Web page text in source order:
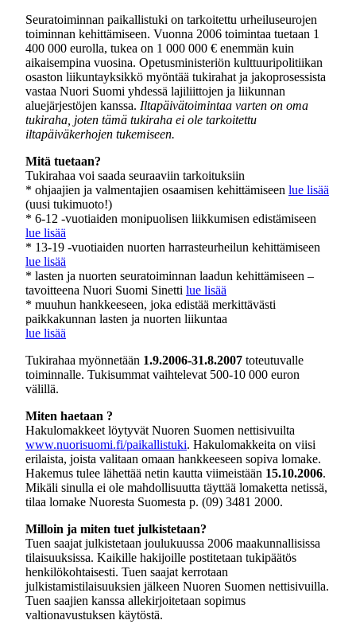
Seuratoiminnan paikallistuki on tarkoitettu urheiluseurojen
toiminnan kehittämiseen. Vuonna 2006 toimintaa tuetaan 1
400 000 eurolla, tukea on 1 000 000 € enemmän kuin
aikaisempina vuosina. Opetusministeriön kulttuuripolitiikan
osaston liikuntayksikkö myöntää tukirahat ja jakoprosessista
vastaa Nuori Suomi yhdessä lajiliittojen ja liikunnan
aluejärjestöjen kanssa. Iltapäivätoimintaa varten on oma
tukiraha, joten tämä tukiraha ei ole tarkoitettu
iltapäiväkerhojen tukemiseen.
Mitä tuetaan?
Tukirahaa voi saada seuraaviin tarkoituksiin
* ohjaajien ja valmentajien osaamisen kehittämiseen lue lisää
(uusi tukimuoto!)
* 6-12 -vuotiaiden monipuolisen liikkumisen edistämiseen
lue lisää
* 13-19 -vuotiaiden nuorten harrasteurheilun kehittämiseen
lue lisää
* lasten ja nuorten seuratoiminnan laadun kehittämiseen –
tavoitteena Nuori Suomi Sinetti lue lisää
* muuhun hankkeeseen, joka edistää merkittävästi
paikkakunnan lasten ja nuorten liikuntaa
lue lisää
Tukirahaa myönnetään 1.9.2006-31.8.2007 toteutuvalle
toiminnalle. Tukisummat vaihtelevat 500-10 000 euron
välillä.
Miten haetaan ?
Hakulomakkeet löytyvät Nuoren Suomen nettisivuilta
www.nuorisuomi.fi/paikallistuki. Hakulomakkeita on viisi
erilaista, joista valitaan omaan hankkeeseen sopiva lomake.
Hakemus tulee lähettää netin kautta viimeistään 15.10.2006.
Mikäli sinulla ei ole mahdollisuutta täyttää lomaketta netissä,
tilaa lomake Nuoresta Suomesta p. (09) 3481 2000.
Milloin ja miten tuet julkistetaan?
Tuen saajat julkistetaan joulukuussa 2006 maakunnallisissa
tilaisuuksissa. Kaikille hakijoille postitetaan tukipäätös
henkilökohtaisesti. Tuen saajat kerrotaan
julkistamistilaisuuksien jälkeen Nuoren Suomen nettisivuilla.
Tuen saajien kanssa allekirjoitetaan sopimus
valtionavustuksen käytöstä.